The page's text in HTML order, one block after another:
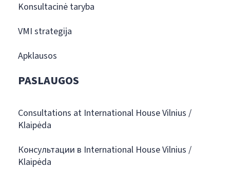
Konsultacinė taryba
VMI strategija
Apklausos
PASLAUGOS
Consultations at International House Vilnius /
Klaipėda
Консультации в International House Vilnius /
Klaipėda